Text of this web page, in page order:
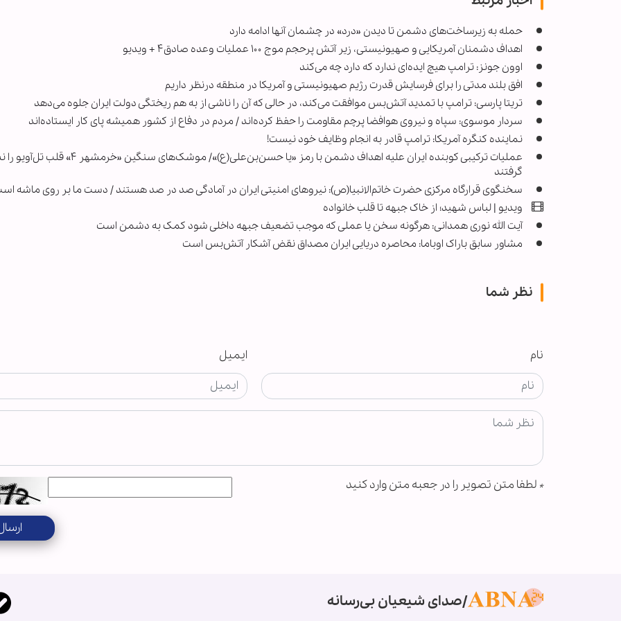
حمله به زیرساخت‌های دشمن تا دیدن «درد» در چشمان آنها ادامه دارد
اهداف دشمنان آمریکایی و صهیونیستی، زیر آتش پرحجم موج ۱۰۰ عملیات وعده صادق۴ + ویدیو
اوون جونز: ترامپ هیچ ایده‌ای ندارد که دارد چه می‌کند
افق بلند مدتی را برای فرسایش قدرت رژیم صهیونیستی و آمریکا در منطقه درنظر داریم
تریتا پارسی: ترامپ با تمدید آتش‌بس موافقت می‌کند، در حالی که آن را ناشی از به هم ریختگی دولت ایران جلوه می‌دهد
سردار موسوی: سپاه و نیروی هوافضا پرچم مقاومت را حفظ کرده‌اند / مردم در دفاع از کشور همیشه پای کار ایستاده‌اند
نماینده کنگره آمریکا: ترامپ قادر به انجام وظایف خود نیست!
عملیات ترکیبی کوبنده ایران علیه اهداف دشمن با رمز «یا حسن‌بن‌علی(ع)»/ موشک‌های سنگین
گرفتند
سخنگوی قرارگاه مرکزی حضرت خاتم‌الانبیا(ص): نیروهای امنیتی ایران در آمادگی صد در صد هستند / دست ما بر روی ماشه
ویدیو | لباس شهید؛ از خاک جبهه تا قلب خانواده
آیت الله نوری همدانی: هرگونه سخن یا عملی که موجب تضعیف جبهه داخلی شود کمک به دشمن است
مشاور سابق باراک اوباما: محاصره دریایی ایران مصداق نقض آشکار آتش‌بس است
نظر شما
نام ایمیل
* لطفا متن تصویر را در جعبه متن وارد کنید
صدای شیعیان بی‌رسانه